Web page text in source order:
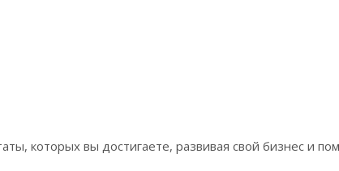
которых вы достигаете, развивая свой бизнес и